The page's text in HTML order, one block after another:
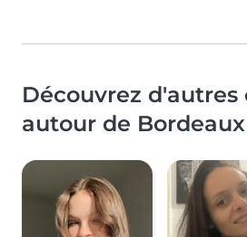
Découvrez d'autres
autour de Bordeaux